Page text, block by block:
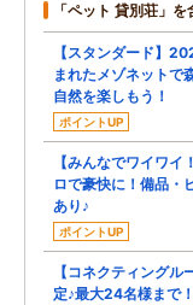
「ペット 貸別荘」
【スタンダード】
まれたメゾネットで
自然を楽しもう！
ポイントUP
【みんなでワイワ
ロで豪快に！備品・
あり♪
ポイントUP
【コネクティング
定♪最大24名様まで